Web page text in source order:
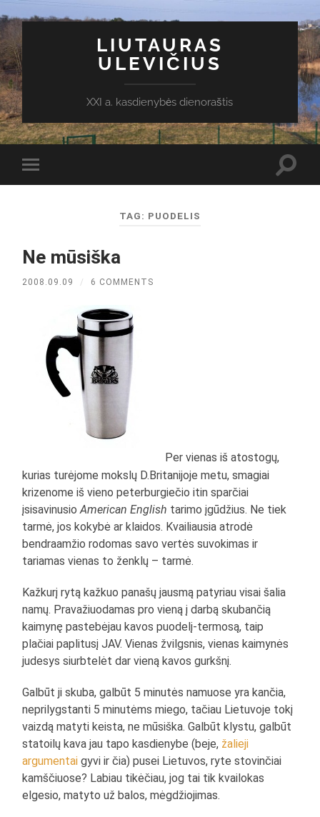
LIUTAURAS
ULEVIČIUS
XXI a. kasdienybės dienoraštis
Toggle
mobile
TAG: PUODELIS
Ne mūsiška
2008.09.09 / 6 COMMENTS
Per vienas iš atostogų,
kurias turėjome mokslų D.Britanijoje metu, smagiai
krizenome iš vieno peterburgiečio itin sparčiai
įsisavinusioAmerican English tarimo įgūdžius. Ne tiek
tarmė, jos kokybė ar klaidos. Kvailiausia atrodė
bendraamžio rodomas savo vertės suvokimas ir
tariamas vienas to ženklų – tarmė.
Kažkurį rytą kažkuo panašų jausmą patyriau visai šalia
namų. Pravažiuodamas pro vieną į darbą skubančią
kaimynę pastebėjau kavos puodelį-termosą, taip
plačiai paplitusį JAV. Vienas žvilgsnis, vienas kaimynės
judesys siurbtelėt dar vieną kavos gurkšnį.
Galbūt ji skuba, galbūt 5 minutės namuose yra kančia,
neprilygstanti 5 minutėms miego, tačiau Lietuvoje tokį
vaizdą matyti keista, ne mūsiška. Galbūt klystu, galbūt
statoilų kava jau tapo kasdienybe (beje, žalieji
argumentai gyvi ir čia) pusei Lietuvos, ryte stovinčiai
kamščiuose? Labiau tikėčiau, jog tai tik kvailokas
elgesio, matyto už balos, mėgdžiojimas.